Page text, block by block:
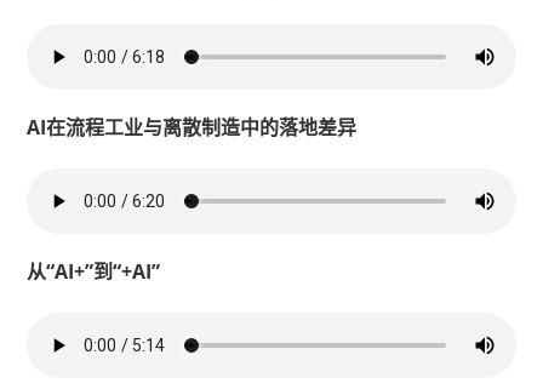
AI在流程工业与离散制造中的落地差异
从“AI+”到“+AI”